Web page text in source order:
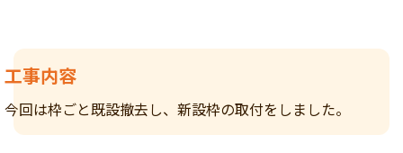
工事内容
今回は枠ごと既設撤去し、新設枠の取付をしました。